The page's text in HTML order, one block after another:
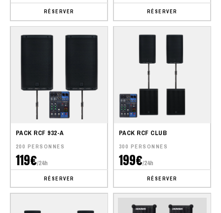
RÉSERVER RÉSERVER
PACK RCF 932-A
200 PERSONNES
119€/24h
RÉSERVER
PACK RCF CLUB
300 PERSONNES
199€/24h
RÉSERVER